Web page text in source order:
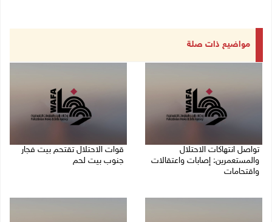
مواضيع ذات صلة
تواصل انتهاكات الاحتلال
والمستعمرين: إصابات واعتقالات
واقتحامات
قوات الاحتلال تقتحم بيت فجار
جنوب بيت لحم